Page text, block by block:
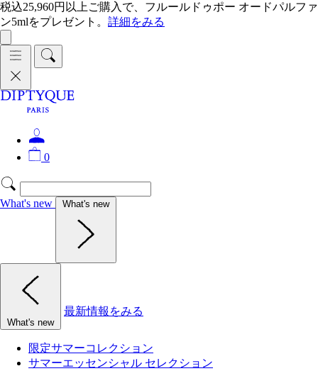
税込25,960円以上ご購入で、フルールドゥポー オードパルファ
ン5mlをプレゼント。 詳細をみる
0
What's new What's new
What's new
最新情報をみる
限定サマーコレクション
サマーエッセンシャル セレクション